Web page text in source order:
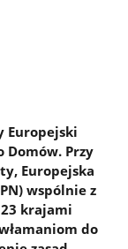
Europejski
Domów. Przy
Europejska
wspólnie z
krajami
do